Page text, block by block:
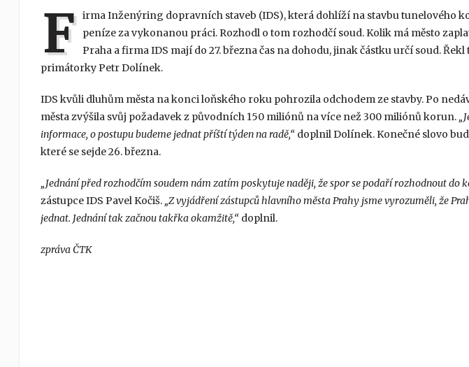
F irma Inženýring dopravních staveb (IDS), která dohlíží na stavbu tunelového
peníze za vykonanou práci. Rozhodl o tom rozhodčí soud. Kolik má město
Praha a firma IDS mají do 27. března čas na dohodu, jinak částku určí soud.
primátorky Petr Dolínek.
IDS kvůli dluhům města na konci loňského roku pohrozila odchodem ze stavby. Po
města zvýšila svůj požadavek z původních 150 miliónů na více než 300 miliónů korun.
informace, o postupu budeme jednat příští týden na radě,“ doplnil Dolínek. Konečné slovo
které se sejde 26. března.
„Jednání před rozhodčím soudem nám zatím poskytuje naději, že spor se podaří rozhodnout do
zástupce IDS Pavel Kočiš. „Z vyjádření zástupců hlavního města Prahy jsme vyrozuměli, že
jednat. Jednání tak začnou takřka okamžitě,“ doplnil.
zpráva ČTK